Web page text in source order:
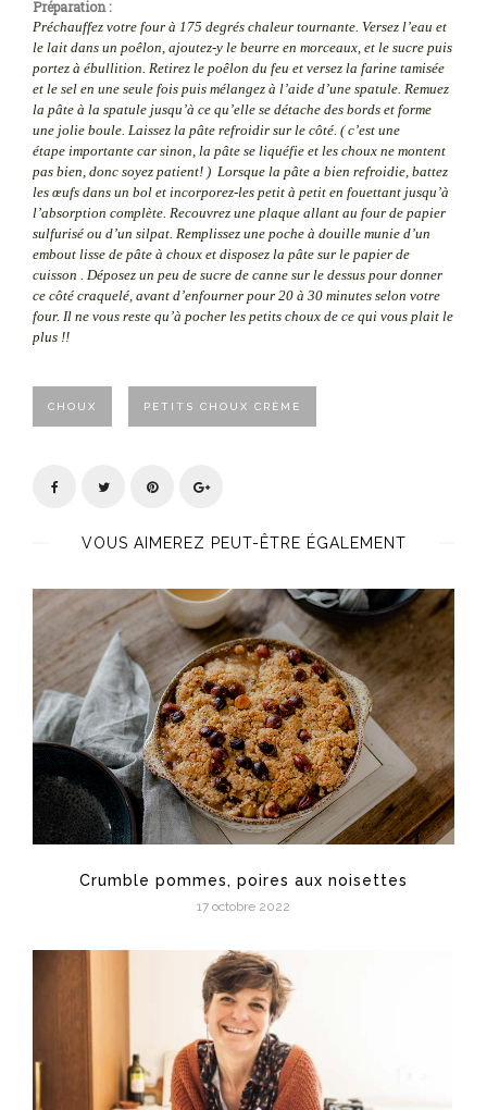
Préparation :
Préchauffez votre four à 175 degrés chaleur tournante. Versez l’eau et
le lait dans un poêlon, ajoutez-y le beurre en morceaux, et le sucre puis
portez à ébullition. Retirez le poêlon du feu et versez la farine tamisée
et le sel en une seule fois puis mélangez à l’aide d’une spatule. Remuez
la pâte à la spatule jusqu’à ce qu’elle se détache des bords et forme
une jolie boule. Laissez la pâte refroidir sur le côté. ( c’est une
étape importante car sinon, la pâte se liquéfie et les choux ne montent
pas bien, donc soyez patient! ) Lorsque la pâte a bien refroidie, battez
les œufs dans un bol et incorporez-les petit à petit en fouettant jusqu’à
l’absorption complète. Recouvrez une plaque allant au four de papier
sulfurisé ou d’un silpat. Remplissez une poche à douille munie d’un
embout lisse de pâte à choux et disposez la pâte sur le papier de
cuisson . Déposez un peu de sucre de canne sur le dessus pour donner
ce côté craquelé, avant d’enfourner pour 20 à 30 minutes selon votre
four. Il ne vous reste qu’à pocher les petits choux de ce qui vous plait le
plus !!
CHOUX PETITS CHOUX CRÈME
VOUS AIMEREZ PEUT-ÊTRE ÉGALEMENT
Crumble pommes, poires aux noisettes
17 octobre 2022